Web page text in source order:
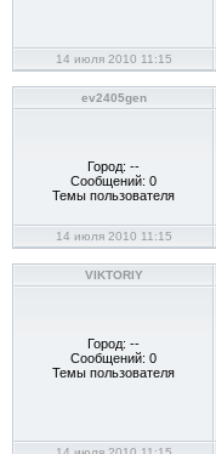
14 июля 2010 11:15
ev2405gen
Город: --
Сообщений: 0
Темы пользователя
14 июля 2010 11:15
VIKTORIY
Город: --
Сообщений: 0
Темы пользователя